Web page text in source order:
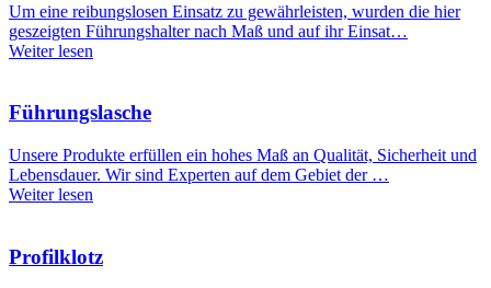
Um eine reibungslosen Einsatz zu gewährleisten, wurden die hier
geszeigten Führungshalter nach Maß und auf ihr Einsat…
Weiter lesen
Führungslasche
Unsere Produkte erfüllen ein hohes Maß an Qualität, Sicherheit und
Lebensdauer. Wir sind Experten auf dem Gebiet der …
Weiter lesen
Profilklotz